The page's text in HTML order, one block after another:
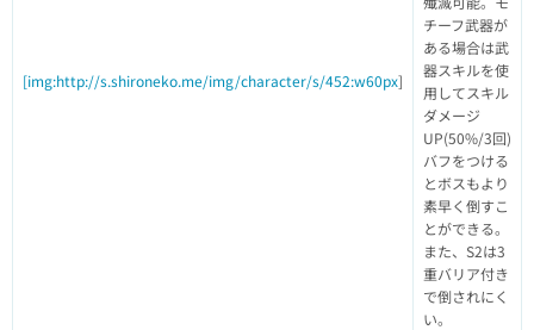
[img:http://s.shironeko.me/img/character/s/452:w60px]
チーフ武器が
ある場合は武
器スキルを使
用してスキル
ダメージ
UP(50%/3回)
バフをつける
とボスもより
素早く倒すこ
とができる。
また、S2は3
重バリア付き
で倒されにく
い。